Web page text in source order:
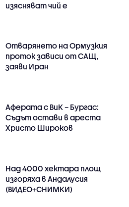
изясняват чий е
Отварянето на Ормузкия
проток зависи от САЩ,
заяви Иран
Аферата с ВиК – Бургас:
Съдът остави в ареста
Христо Широков
Над 4000 хектара площ
изгоряха в Андалусия
(ВИДЕО+СНИМКИ)